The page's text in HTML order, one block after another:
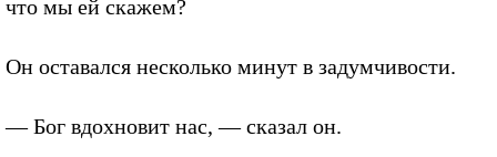
что мы ей скажем?
Он оставался несколько минут в задумчивости.
— Бог вдохновит нас, — сказал он.